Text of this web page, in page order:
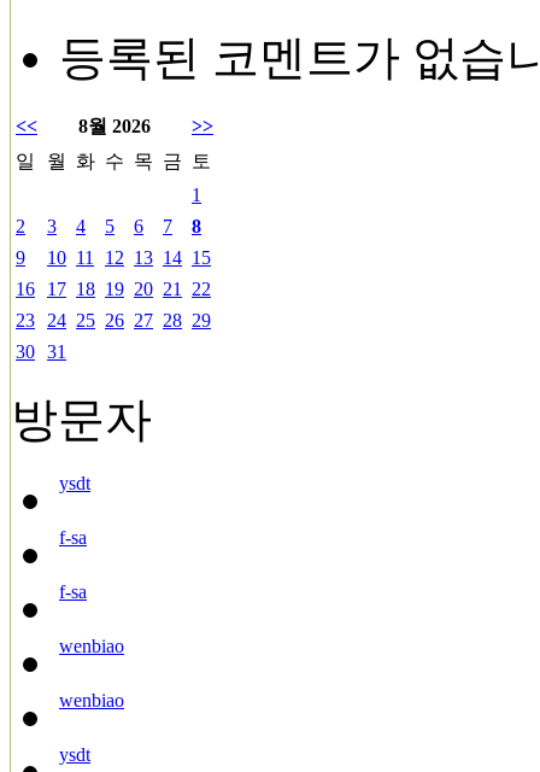
등록된 코멘트가 없습
<< 8월 2026
>>
일
월 화 수 목 금
토
1
2
3 4 5 6 7
8
9
10 11 12 13 14 15
16
17 18 19 20 21
22
23
24 25 26 27 28 29
30 31
방문자
ysdt
f-sa
f-sa
wenbiao
wenbiao
ysdt